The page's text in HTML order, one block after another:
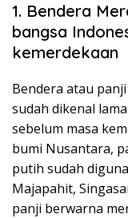
1. Bendera
bangsa
kemerdekaan
Bendera atau
sudah dikenal
sebelum masa
bumi Nusantara,
putih sudah
Majapahit,
panji berwarna